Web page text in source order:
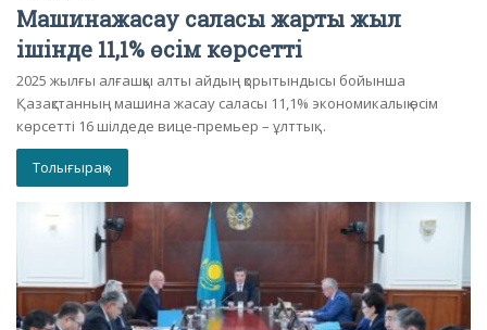
Машинажасау саласы жарты жыл
ішінде 11,1% өсім көрсетті
2025 жылғы алғашқы алты айдың қорытындысы бойынша
Қазақстанның машина жасау саласы 11,1% экономикалық өсім
көрсетті 16 шілдеде вице-премьер – ұлттық…
Толығырақ »